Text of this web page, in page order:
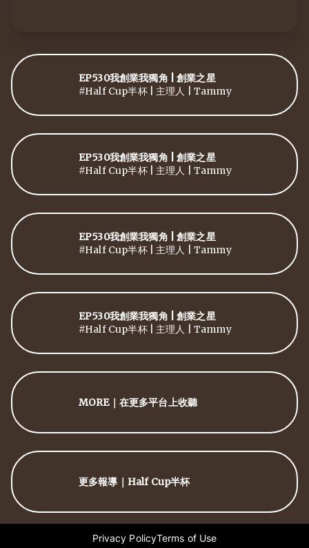
EP530我創業我獨角 | 創業之星
#Half Cup半杯 | 主理人 | Tammy
EP530我創業我獨角 | 創業之星
#Half Cup半杯 | 主理人 | Tammy
EP530我創業我獨角 | 創業之星
#Half Cup半杯 | 主理人 | Tammy
EP530我創業我獨角 | 創業之星
#Half Cup半杯 | 主理人 | Tammy
MORE｜在更多平台上收聽
更多報導｜Half Cup半杯
Privacy PolicyTerms of Use